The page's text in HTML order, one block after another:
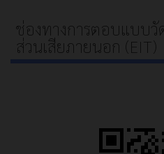
ช่องทางการตอบแบบวั
ส่วนเสียภายนอก (EIT)